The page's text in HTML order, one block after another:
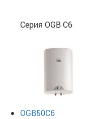
Серия OGB C6
OGB50C6